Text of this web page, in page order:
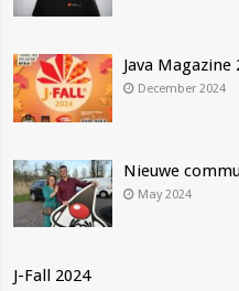
Java Magazine
December 2024
Nieuwe
May 2024
J-Fall 2024